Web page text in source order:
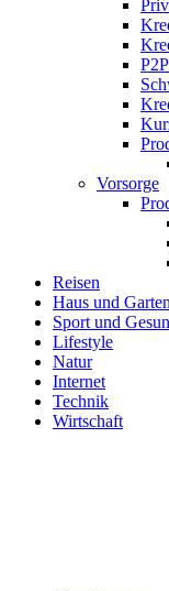
Vorsorge
Reisen
Haus und Garten
Sport und
Lifestyle
Natur
Internet
Technik
Wirtschaft